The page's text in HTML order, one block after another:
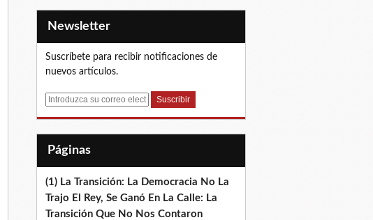
Newsletter
Suscríbete para recibir notificaciones de
nuevos artículos.
E
Páginas
(1) La Transición: La Democracia No La
Trajo El Rey, Se Ganó En La Calle: La
Transición Que No Nos Contaron